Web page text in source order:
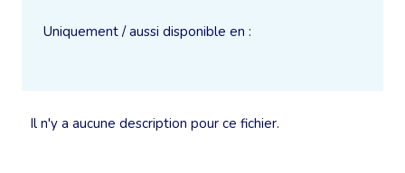
Il n'y a aucune description pour ce fichier.
Uniquement / aussi disponible en :